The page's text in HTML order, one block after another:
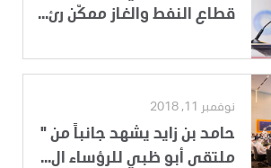
قطاع النفط والغاز ممكّن رئ...
نوفمبر 11, 2018
حامد بن زايد يشهد جانباً من "
ملتقى أبو ظبي للرؤساء ال...